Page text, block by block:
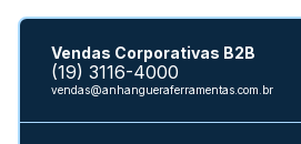
Vendas Corporativas B2B
(19) 3116-4000
vendas@anhangueraferramentas.com.br